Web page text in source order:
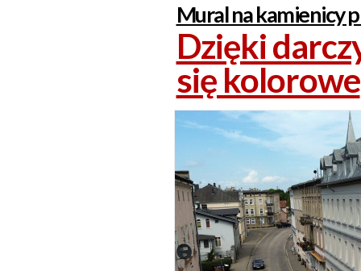
Mural na kamienicy
Dzięki
się kolorowe